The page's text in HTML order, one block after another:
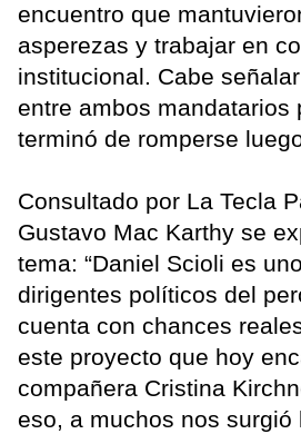
encuentro que
asperezas y trabajar en
institucional. Cabe
entre ambos mandatarios
terminó de romperse
Consultado por La Tecla
Gustavo Mac Karthy se
tema: “Daniel Scioli es
dirigentes políticos del
cuenta con chances
este proyecto que hoy
compañera Cristina
eso, a muchos nos surgió